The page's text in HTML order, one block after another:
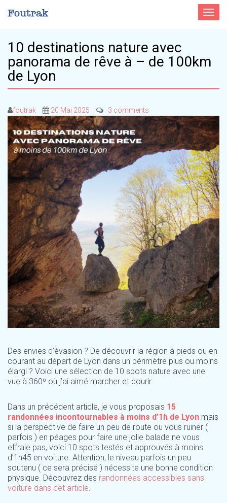
Toggle
10 destinations nature avec
panorama de rêve à – de 100km
de Lyon
foutrak 20 Mai 2025 3 comments
Des envies d’évasion ? De découvrir la région à pieds ou en
courant au départ de Lyon dans un périmètre plus ou moins
élargi ? Voici une sélection de 10 spots nature avec une
vue à 360º où j’ai aimé marcher et courir.
Dans un précédent article, je vous proposais 15
randonnées incontournables à moins d’1h de Lyon mais
si la perspective de faire un peu de route ou vous ruiner (
parfois ) en péages pour faire une jolie balade ne vous
effraie pas, voici 10 spots testés et approuvés à moins
d’1h45 en voiture. Attention, le niveau parfois un peu
soutenu ( ce sera précisé ) nécessite une bonne condition
physique. Découvrez des randonnées accessibles sans
voiture dans cet article.